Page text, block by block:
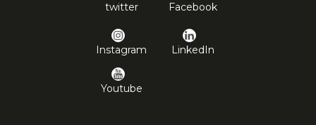
twitter Facebook
Instagram LinkedIn
Youtube